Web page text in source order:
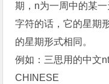
期，n为一周中的某
字符的话，它的星期
的星期形式相同。
例如：三思用的中文
CHINESE